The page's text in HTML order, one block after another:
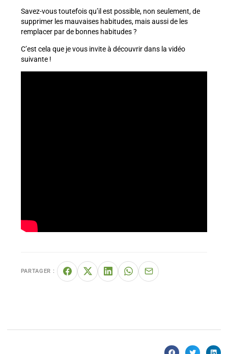
Savez-vous toutefois qu’il est possible, non seulement, de
supprimer les mauvaises habitudes, mais aussi de les
remplacer par de bonnes habitudes ?
C’est cela que je vous invite à découvrir dans la vidéo
suivante !
PARTAGER :